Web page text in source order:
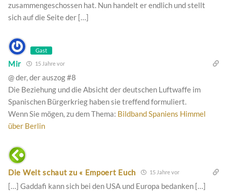
zusammengeschossen hat. Nun handelt er endlich und stellt
sich auf die Seite der […]
Gast
Mir 15 Jahre vor
@ der, der auszog #8
Die Beziehung und die Absicht der deutschen Luftwaffe im
Spanischen Bürgerkrieg haben sie treffend formuliert.
Wenn Sie mögen, zu dem Thema: Bildband Spaniens Himmel
über Berlin
Die Welt schaut zu « Empoert Euch 15 Jahre vor
[…] Gaddafi kann sich bei den USA und Europa bedanken […]